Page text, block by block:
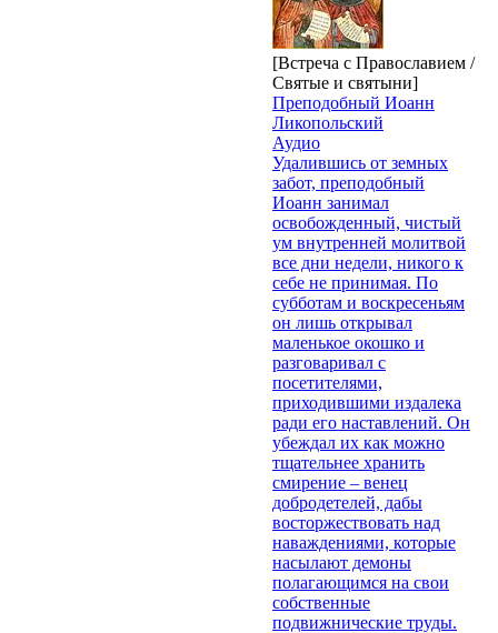
[Встреча с Православием /
Святые и святыни]
Преподобный Иоанн
Ликопольский
Аудио
Удалившись от земных
забот, преподобный
Иоанн занимал
освобожденный, чистый
ум внутренней молитвой
все дни недели, никого к
себе не принимая. По
субботам и воскресеньям
он лишь открывал
маленькое окошко и
разговаривал с
посетителями,
приходившими издалека
ради его наставлений. Он
убеждал их как можно
тщательнее хранить
смирение – венец
добродетелей, дабы
восторжествовать над
наваждениями, которые
насылают демоны
полагающимся на свои
собственные
подвижнические труды.